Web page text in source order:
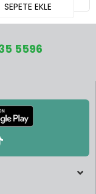
SEPETE EKLE
5596